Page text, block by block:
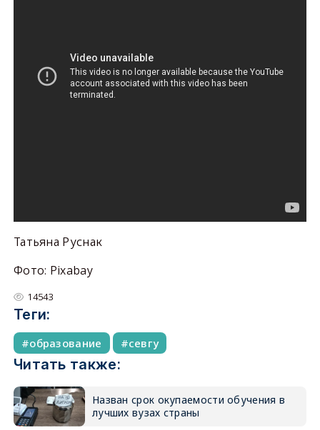
Татьяна Руснак
Фото: Pixabay
14543
Теги:
образование севгу
Читать также:
Назван срок окупаемости обучения в
лучших вузах страны